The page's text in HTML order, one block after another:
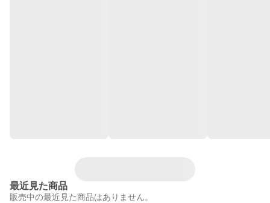
最近見た商品
販売中の最近見た商品はありません。